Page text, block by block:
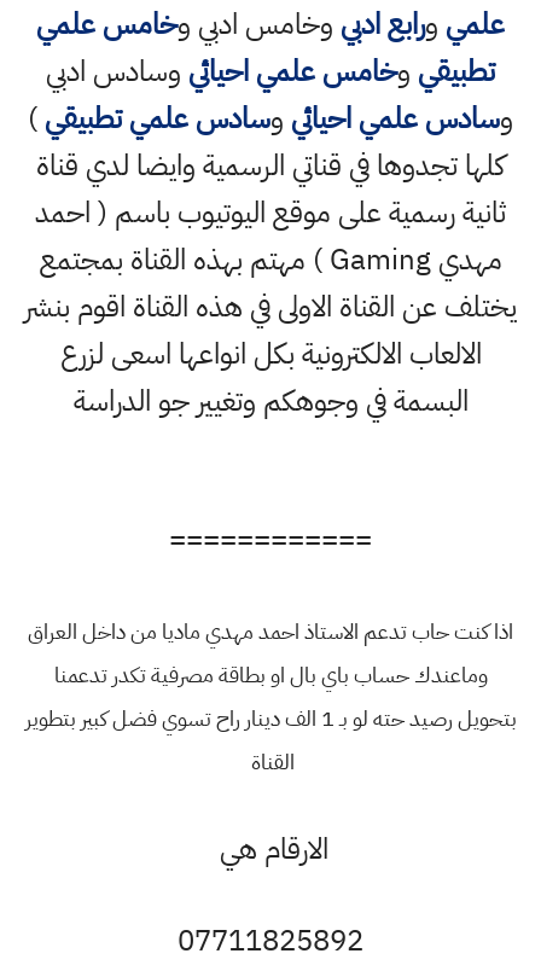
علمي ورابع ادبي وخامس ادبي وخامس علمي
تطبيقي وخامس علمي احيائي وسادس ادبي
وسادس علمي احيائي وسادس علمي تطبيقي)
كلها تجدوها في قناتي الرسمية وايضا لدي قناة
ثانية رسمية على موقع اليوتيوب باسم ( احمد
مهدي Gaming ) مهتم بهذه القناة بمجتمع
يختلف عن القناة الاولى في هذه القناة اقوم بنشر
الالعاب الالكترونية بكل انواعها اسعى لزرع
البسمة في وجوهكم وتغيير جو الدراسة
============
اذا كنت حاب تدعم الاستاذ احمد مهدي ماديا من داخل العراق
وماعندك حساب باي بال او بطاقة مصرفية تكدر تدعمنا
بتحويل رصيد حته لو بـ 1 الف دينار راح تسوي فضل كبير بتطوير
القناة
الارقام هي
07711825892